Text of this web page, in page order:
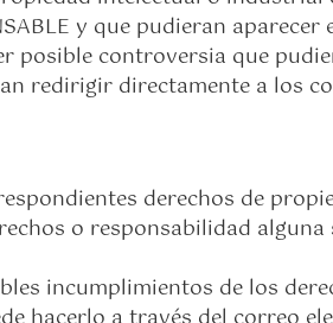
y que pudieran
controversia que
redirigir directamente a los
derechos de
o responsabilidad
incumplimientos de los